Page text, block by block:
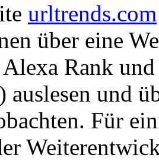
urltrends.com
über eine
Alexa Rank
auslesen und
Für